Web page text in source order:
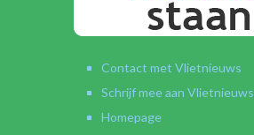
Contact met Vlietnieuws
Schrijf mee aan Vlietnieuws
Homepage